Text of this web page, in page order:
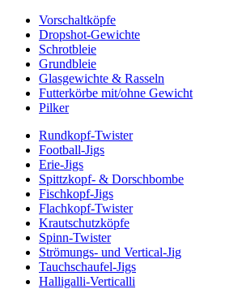
Vorschaltköpfe
Dropshot-Gewichte
Schrotbleie
Grundbleie
Glasgewichte & Rasseln
Futterkörbe mit/ohne Gewicht
Pilker
Rundkopf-Twister
Football-Jigs
Erie-Jigs
Spittzkopf- & Dorschbombe
Fischkopf-Jigs
Flachkopf-Twister
Krautschutzköpfe
Spinn-Twister
Strömungs- und Vertical-Jig
Tauchschaufel-Jigs
Halligalli-Verticalli